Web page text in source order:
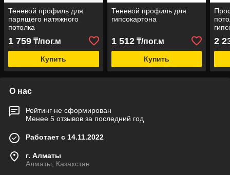
Теневой профиль для
парящего натяжного
потолка
1 759 ₸/пог.м
Купить
Теневой профиль для
гипсокартона
1 512₸/пог.м
Купить
2
О нас
Рейтинг не сформирован
Менее 5 отзывов за последний год
Работает с 14.11.2022
г. Алматы
Алматы, Казахстан